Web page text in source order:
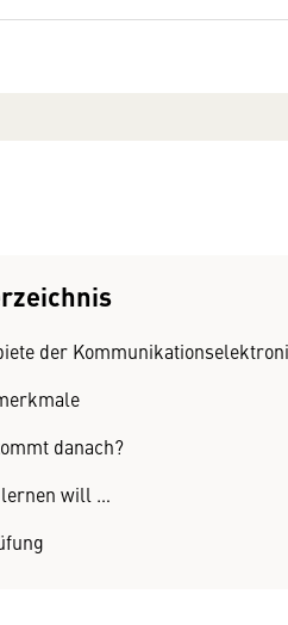
der
danach?
will …